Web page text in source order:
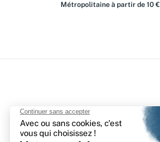
Métropolitaine à partir de 10 €